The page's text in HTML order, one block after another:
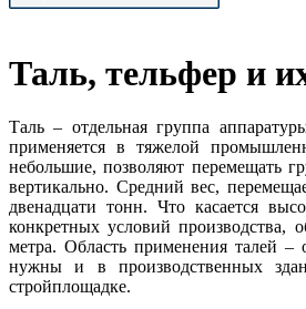
Таль, тельфер и
Таль – отдельная группа
применяется в тяжелой
небольшие, позволяют перемещать
вертикально. Средний вес,
двенадцати тонн. Что касается
конкретных условий производства,
метра. Область применения талей –
нужны и в производственных
стройплощадке.